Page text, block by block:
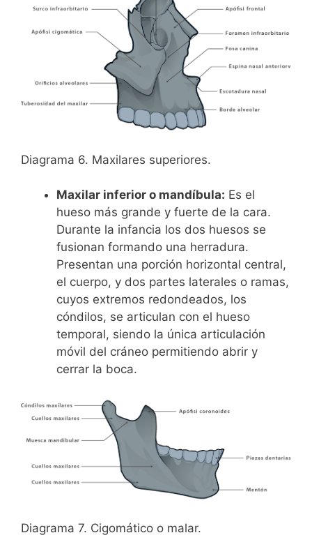
Diagrama 6. Maxilares superiores.
Maxilar inferior o mandíbula: Es el
hueso más grande y fuerte de la cara.
Durante la infancia los dos huesos se
fusionan formando una herradura.
Presentan una porción horizontal central,
el cuerpo, y dos partes laterales o ramas,
cuyos extremos redondeados, los
cóndilos, se articulan con el hueso
temporal, siendo la única articulación
móvil del cráneo permitiendo abrir y
cerrar la boca.
Diagrama 7. Cigomático o malar.